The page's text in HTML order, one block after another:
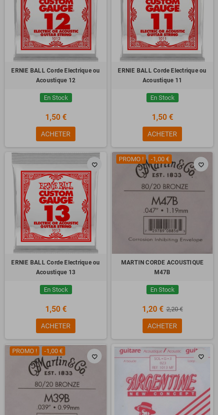
ERNIE BALL Corde Electrique ou
Acoustique 12
En Stock
1,50 €
ACHETER
ERNIE BALL Corde Electrique ou
Acoustique 11
En Stock
1,50 €
ACHETER
favorite_border
ERNIE BALL Corde Electrique ou
Acoustique 13
En Stock
1,50 €
ACHETER
favorite_border
PROMO ! -1,00 €
MARTIN CORDE ACOUSTIQUE
M47B
En Stock
1,20 € 2,20 €
ACHETER
favorite_border
PROMO ! -1,00 €
favorite_border